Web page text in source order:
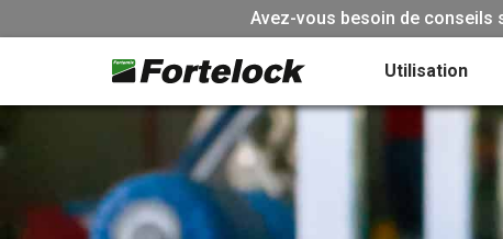
Avez-vous besoin de conseils
Utilisation